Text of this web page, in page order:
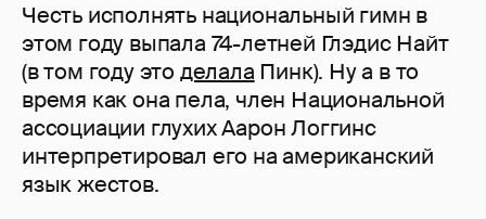
Честь исполнять национальный гимн в
этом году выпала 74-летней Глэдис Найт
(в том году это делала Пинк). Ну а в то
время как она пела, член Национальной
ассоциации глухих Аарон Логгинс
интерпретировал его на американский
язык жестов.